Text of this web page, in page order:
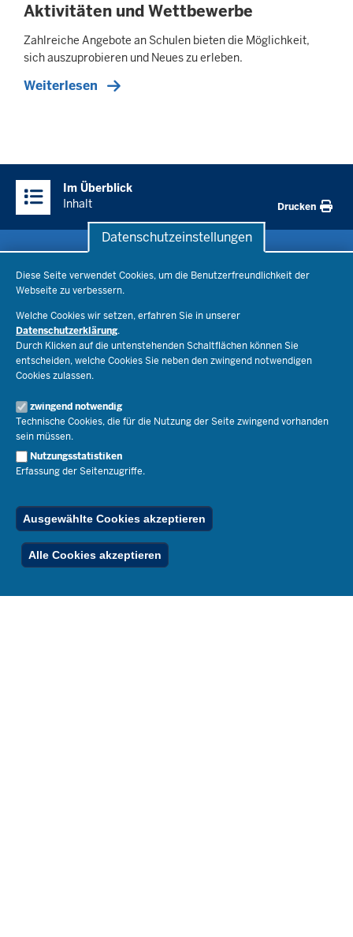
Datenschutzeinstellungen
Diese Seite verwendet Cookies, um die Benutzerfreundlichkeit der
Webseite zu verbessern.
Welche Cookies wir setzen, erfahren Sie in unserer
Datenschutzerklärung.
Durch Klicken auf die untenstehenden Schaltflächen können Sie
entscheiden, welche Cookies Sie neben den zwingend notwendigen
Cookies zulassen.
zwingend notwendig
Technische Cookies, die für die Nutzung der Seite zwingend vorhanden
sein müssen.
Nutzungsstatistiken
Erfassung der Seitenzugriffe.
Ausgewählte Cookies akzeptieren
Alle Cookies akzeptieren
Aktivitäten und Wettbewerbe
Zahlreiche Angebote an Schulen bieten die Möglichkeit,
sich auszuprobieren und Neues zu erleben.
Weiterlesen
Inhalte
Im Überblick
Inhalt
Drucken
Bildungsthemen
Lehrkräfte
Recht
Schulleben
Ministerium
Ministerin Dorothee Feller
Staatssekretär Dr. Urban Mauer
Open Government
Bibliothek
Geschäftsbereich
Presse
Pressefotos
Social Media
Pressekontakt
Service
Schule(n) suchen
Kontakt
Der Weg zu uns
Publikationen
RSS-Feed
Ferienordnung
Spezialangebote
© 2026 Bildungsportal NRW
Below
Footer
Menu
Inhalt Impressum Datenschutz